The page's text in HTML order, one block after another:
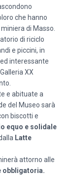
che hanno
di Masso.
di riciclo
e piccini, in
interessante
XX
e abituate a
del Museo sarà
biscotti e
equo e solidale
Latte
attorno alle
obbligatoria.